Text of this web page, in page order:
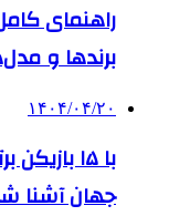
راهنمای
برندها و
۱۴۰۴/۰۴/۲۰
جهان آشنا